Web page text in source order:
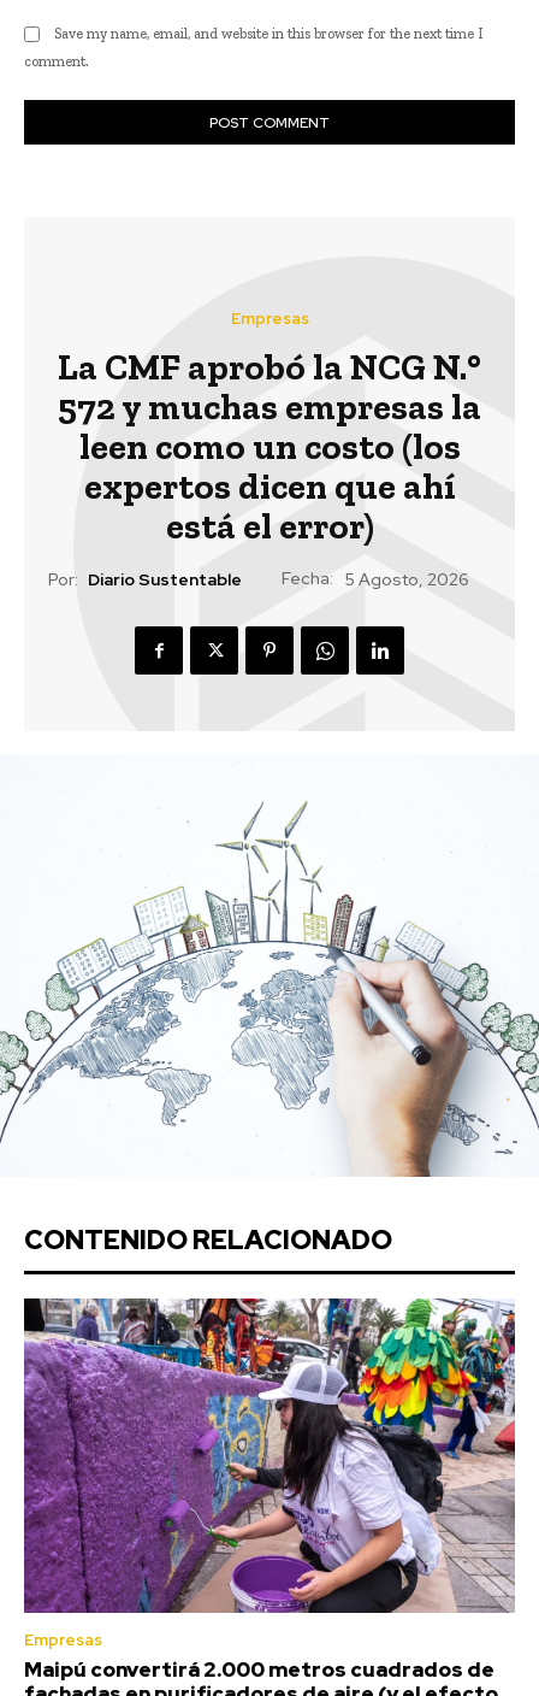
Save my name, email, and website in this browser for the next time I
comment.